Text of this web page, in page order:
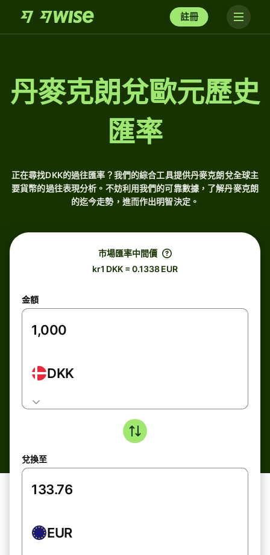
註冊
丹麥克朗兌歐元歷史
匯率
正在尋找DKK的過往匯率？我們的綜合工具提供丹麥克朗兌全球主
要貨幣的過往表現分析。不妨利用我們的可靠數據，了解丹麥克朗
的迄今走勢，進而作出明智決定。
市場匯率中間價
kr1 DKK = 0.1338 EUR
金額
DKK
兌換至
EUR